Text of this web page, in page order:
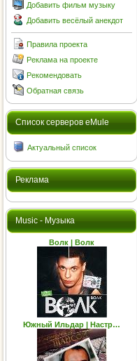
Добавить фильм музыку
Добавить весёлый анекдот
Правила проекта
Реклама на проекте
Рекомендовать
Обратная связь
Cписок серверов eMule
Актуальный список
Реклама
Music - Музыка
Волк | Волк
Южный Ильдар | Настр…